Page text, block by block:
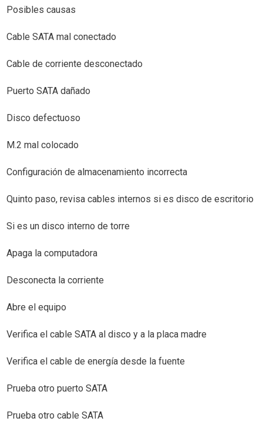
Posibles causas
Cable SATA mal conectado
Cable de corriente desconectado
Puerto SATA dañado
Disco defectuoso
M.2 mal colocado
Configuración de almacenamiento incorrecta
Quinto paso, revisa cables internos si es disco de escritorio
Si es un disco interno de torre
Apaga la computadora
Desconecta la corriente
Abre el equipo
Verifica el cable SATA al disco y a la placa madre
Verifica el cable de energía desde la fuente
Prueba otro puerto SATA
Prueba otro cable SATA